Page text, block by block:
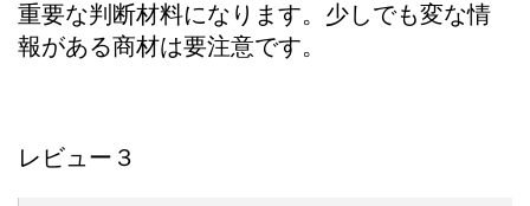
重要な判断材料になります。少しでも変な情
報がある商材は要注意です。
レビュー３